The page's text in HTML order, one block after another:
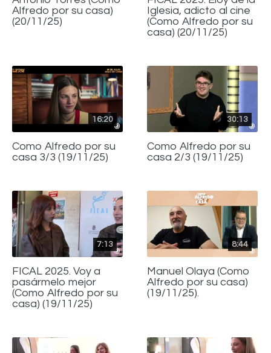
Alfredo por su casa)
(20/11/25)
Iglesia, adicto al cine
(Como Alfredo por su
casa) (20/11/25)
16:20
Como Alfredo por su
casa 3/3 (19/11/25)
30:13
Como Alfredo por su
casa 2/3 (19/11/25)
7:13
FICAL 2025. Voy a
pasármelo mejor
(Como Alfredo por su
casa) (19/11/25)
8:44
Manuel Olaya (Como
Alfredo por su casa)
(19/11/25).